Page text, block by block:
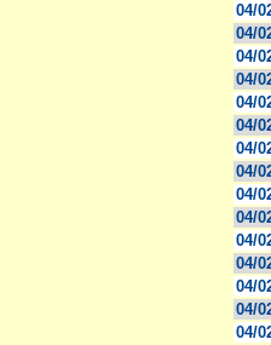
04/
04/
04/
04/
04/
04/
04/
04/
04/
04/
04/
04/
04/
04/
04/